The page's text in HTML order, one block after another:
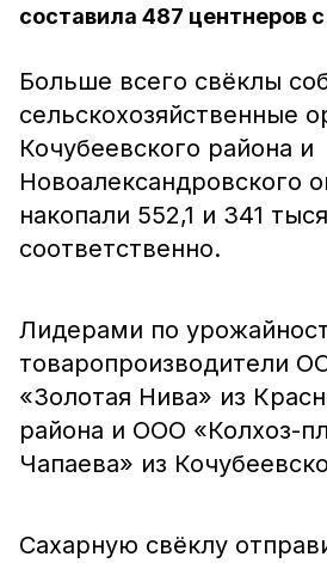
составила 487 центнеров с
Больше всего свёклы
сельскохозяйственные
Кочубеевского района и
Новоалександровского
накопали 552,1 и 341
соответственно.
Лидерами по
товаропроизводители
«Золотая Нива» из
района и ООО «Колхоз-
Чапаева» из
Сахарную свёклу